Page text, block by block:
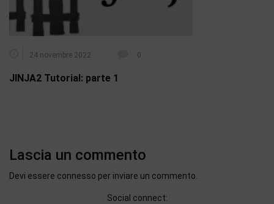
24 novembre 2022 0
JINJA2 Tutorial: parte 1
Lascia un commento
Devi essere connesso per inviare un commento.
Social connect: